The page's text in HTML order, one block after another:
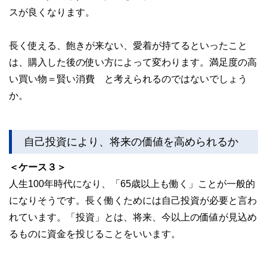
スが良くなります。
長く使える、飽きが来ない、愛着が持てるといったこと
は、購入した後の使い方によって変わります。満足度の高
い買い物＝賢い消費 と考えられるのではないでしょう
か。
自己投資により、将来の価値を高められるか
＜ケース３＞
人生100年時代になり、「65歳以上も働く」ことが一般的
になりそうです。長く働くためには自己投資が必要と言わ
れています。「投資」とは、将来、今以上の価値が見込め
るものに資金を投じることをいいます。